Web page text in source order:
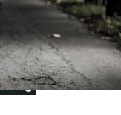
optionRemove option